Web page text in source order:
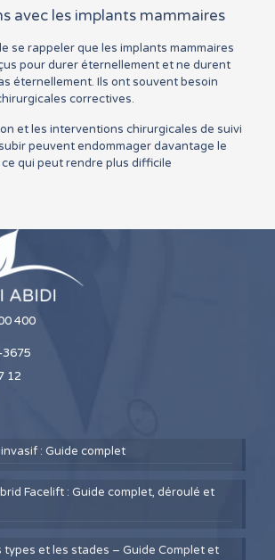
avec les implants mammaires
se rappeler que les implants mammaires
pour durer éternellement et ne durent
éternellement. Ils ont souvent besoin
correctives.
et les interventions chirurgicales de suivi
peuvent endommager davantage le
qui peut rendre plus difficile
400
12
: Guide complet
Facelift : Guide complet, déroulé et
et les stades – Guide Complet et